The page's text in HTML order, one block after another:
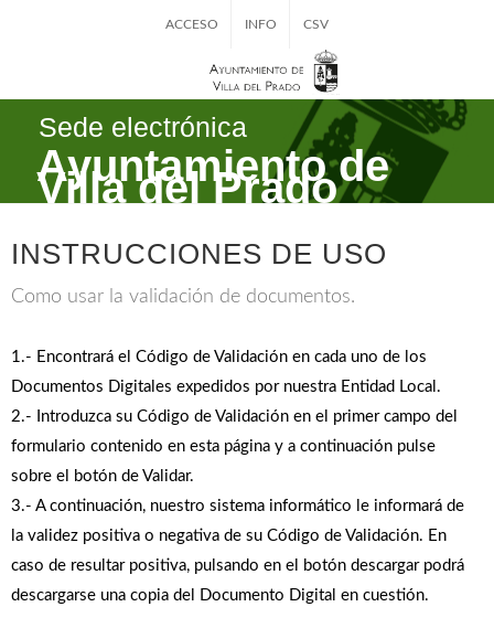
ACCESO INFO CSV
Sede electrónica
Ayuntamiento de
Villa del Prado
INSTRUCCIONES DE USO
Como usar la validación de documentos.
1.- Encontrará el Código de Validación en cada uno de los
Documentos Digitales expedidos por nuestra Entidad Local.
2.- Introduzca su Código de Validación en el primer campo del
formulario contenido en esta página y a continuación pulse
sobre el botón de Validar.
3.- A continuación, nuestro sistema informático le informará de
la validez positiva o negativa de su Código de Validación. En
caso de resultar positiva, pulsando en el botón descargar podrá
descargarse una copia del Documento Digital en cuestión.